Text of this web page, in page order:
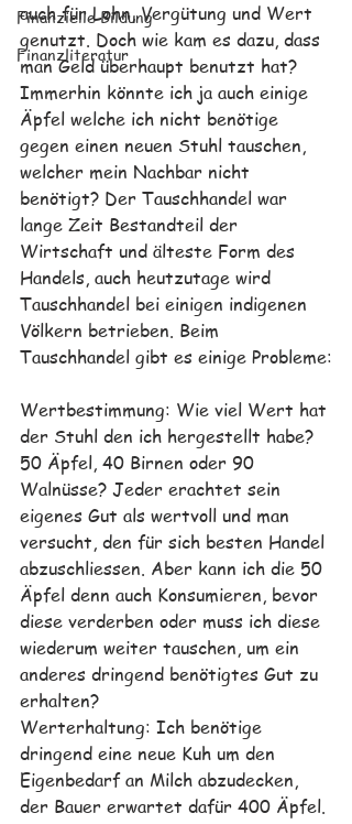
Finanzielle Bildung
Finanzliteratur
auch für Lohn, Vergütung und Wert
genutzt. Doch wie kam es dazu, dass
man Geld überhaupt benutzt hat?
Immerhin könnte ich ja auch einige
Äpfel welche ich nicht benötige
gegen einen neuen Stuhl tauschen,
welcher mein Nachbar nicht
benötigt? Der Tauschhandel war
lange Zeit Bestandteil der
Wirtschaft und älteste Form des
Handels, auch heutzutage wird
Tauschhandel bei einigen indigenen
Völkern betrieben. Beim
Tauschhandel gibt es einige Probleme:
Wertbestimmung: Wie viel Wert hat
der Stuhl den ich hergestellt habe?
50 Äpfel, 40 Birnen oder 90
Walnüsse? Jeder erachtet sein
eigenes Gut als wertvoll und man
versucht, den für sich besten Handel
abzuschliessen. Aber kann ich die 50
Äpfel denn auch Konsumieren, bevor
diese verderben oder muss ich diese
wiederum weiter tauschen, um ein
anderes dringend benötigtes Gut zu
erhalten?
Werterhaltung: Ich benötige
dringend eine neue Kuh um den
Eigenbedarf an Milch abzudecken,
der Bauer erwartet dafür 400 Äpfel.